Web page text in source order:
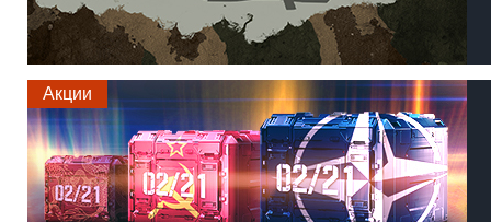
Акции